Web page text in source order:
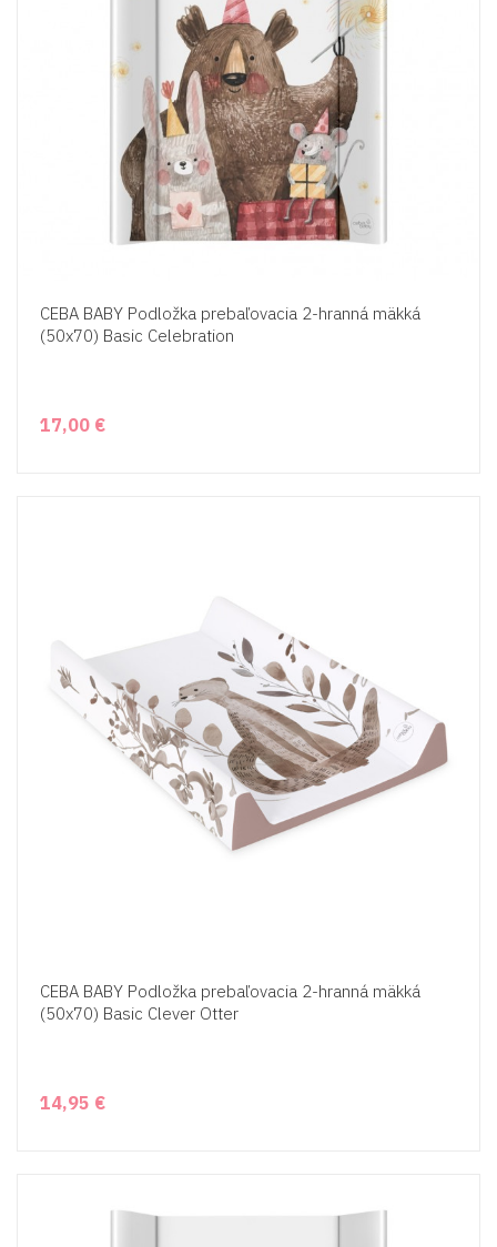
CEBA BABY Podložka prebaľovacia 2-hranná mäkká
(50x70) Basic Celebration
17,00 €
CEBA BABY Podložka prebaľovacia 2-hranná mäkká
(50x70) Basic Clever Otter
14,95 €